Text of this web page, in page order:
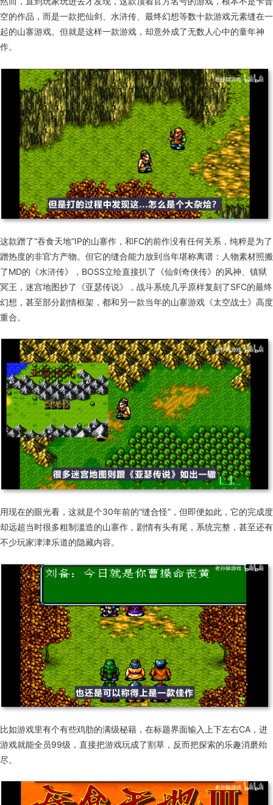
空的作品，而是一款把仙剑、水浒传、最终幻想等数十款游戏元素缝在一
起的山寨游戏。 但就是这样一款游戏 ， 却意外成了无数人心中的童年神
作。
这款蹭了“吞食天地”IP的山寨作，和FC的前作没有任何关系，纯粹是为了
蹭热度的非官方产物。但它的缝合能力放到当年堪称离谱：人物素材照搬
了MD的《水浒传》，BOSS立绘直接扒了《仙剑奇侠传》的风神、镇狱
冥王，迷宫地图抄了《亚瑟传说》，战斗系统几乎原样复刻了SFC的最终
幻想，甚至部分剧情框架，都和另一款当年的山寨游戏《太空战士》高度
重合。
用现在的眼光看，这就是个30年前的“缝合怪”，但即便如此，它的完成度
却远超当时很多粗制滥造的山寨作，剧情有头有尾，系统完整，甚至还有
不少玩家津津乐道的隐藏内容。
比如游戏里有个有些鸡肋的满级秘籍，在标题界面输入上下左右CA，进
游戏就能全员99级，直接把游戏玩成了割草，反而把探索的乐趣消磨殆
尽。